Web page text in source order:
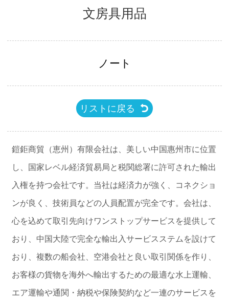
文房具用品
ノート
リストに戻る 
鎧鉅商貿（恵州）有限会社は、美しい中国惠州市に位置
し、国家レベル経済貿易局と税関総署に許可された輸出
入権を持つ会社です。当社は経済力が強く、コネクショ
ンが良く、技術員などの人員配置が完全です。会社は、
心を込めて取引先向けワンストップサービスを提供して
おり、中国大陸で完全な輸出入サービスステムを設けて
おり、複数の船会社、空港会社と良い取引関係を作り、
お客様の貨物を海外へ輸出するための最適な水上運輸、
エア運輸や通関・納税や保険契約など一連のサービスを